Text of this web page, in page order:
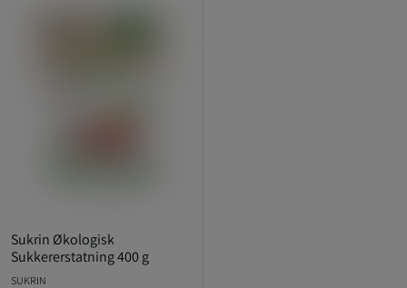
Sukrin Økologisk
Sukkererstatning 400 g
SUKRIN